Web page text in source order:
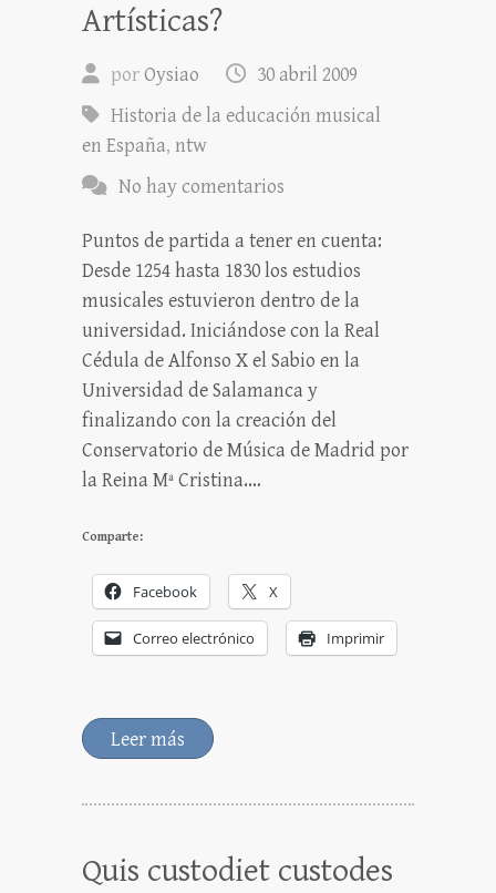
Artísticas?
porOysiao
30 abril 2009
Historia de la educación musical
en España, ntw
No hay comentarios
Puntos de partida a tener en cuenta:
Desde 1254 hasta 1830 los estudios
musicales estuvieron dentro de la
universidad. Iniciándose con la Real
Cédula de Alfonso X el Sabio en la
Universidad de Salamanca y
finalizando con la creación del
Conservatorio de Música de Madrid por
la Reina Mª Cristina.…
Comparte:
Facebook X
Correo electrónico Imprimir
Leer más
Quis custodiet custodes